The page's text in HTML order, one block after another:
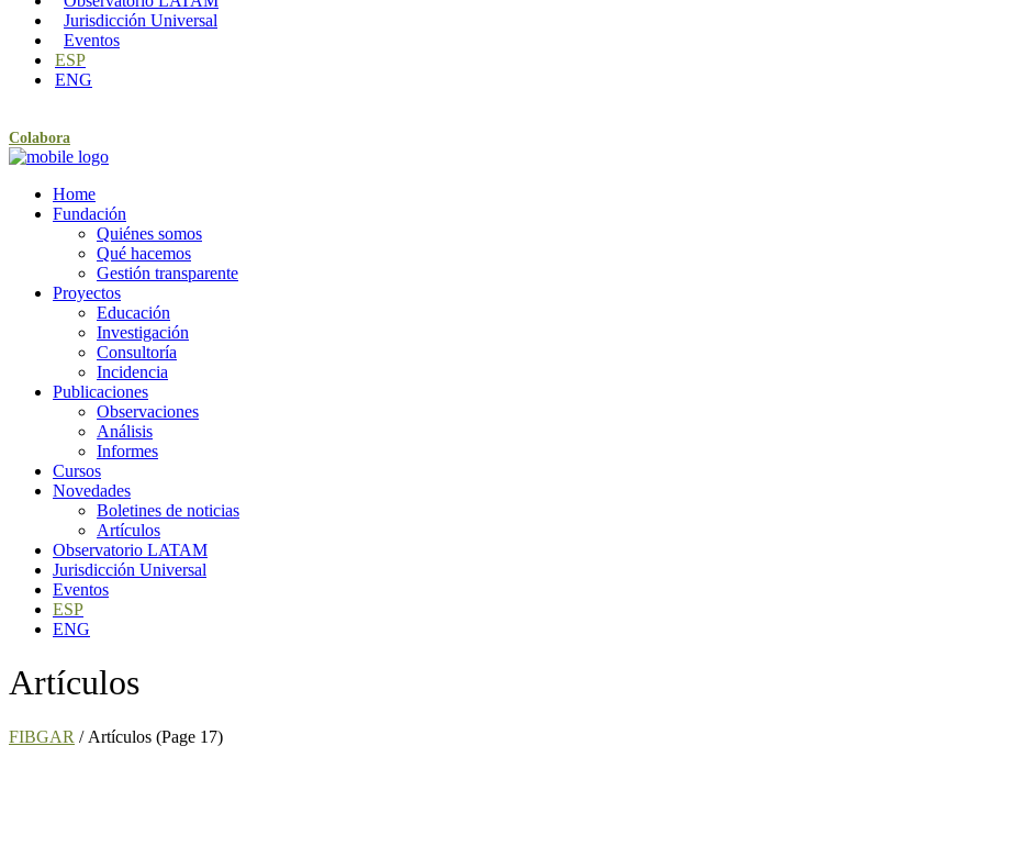
Jurisdicción Universal
Eventos
ESP
ENG
Colabora
Home
Fundación
Quiénes somos
Qué hacemos
Gestión transparente
Proyectos
Educación
Investigación
Consultoría
Incidencia
Publicaciones
Observaciones
Análisis
Informes
Cursos
Novedades
Boletines de noticias
Artículos
Observatorio LATAM
Jurisdicción Universal
Eventos
ESP
ENG
Artículos
FIBGAR / Artículos (Page 17)